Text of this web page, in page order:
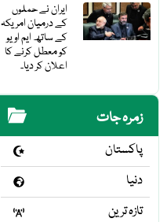
ایران نے حملوں
کے درمیان امریکہ
کے ساتھ ایم او یو
کو معطل کرنے کا
اعلان کر دیا۔
زمرہ جات
پاکستان
دنیا
تازہ ترین